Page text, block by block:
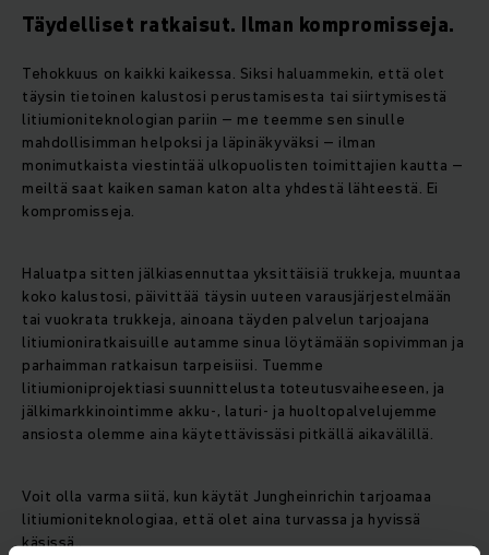
Täydelliset ratkaisut. Ilman kompromisseja.
Tehokkuus on kaikki kaikessa. Siksi haluammekin, että olet
täysin tietoinen kalustosi perustamisesta tai siirtymisestä
litiumioniteknologian pariin – me teemme sen sinulle
mahdollisimman helpoksi ja läpinäkyväksi – ilman
monimutkaista viestintää ulkopuolisten toimittajien kautta –
meiltä saat kaiken saman katon alta yhdestä lähteestä. Ei
kompromisseja.
Haluatpa sitten jälkiasennuttaa yksittäisiä trukkeja, muuntaa
koko kalustosi, päivittää täysin uuteen varausjärjestelmään
tai vuokrata trukkeja, ainoana täyden palvelun tarjoajana
litiumioniratkaisuille autamme sinua löytämään sopivimman ja
parhaimman ratkaisun tarpeisiisi. Tuemme
litiumioniprojektiasi suunnittelusta toteutusvaiheeseen, ja
jälkimarkkinointimme akku-, laturi- ja huoltopalvelujemme
ansiosta olemme aina käytettävissäsi pitkällä aikavälillä.
Voit olla varma siitä, kun käytät Jungheinrichin tarjoamaa
litiumioniteknologiaa, että olet aina turvassa ja hyvissä
käsissä..